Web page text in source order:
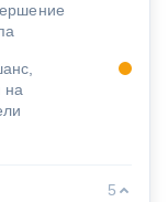
на
5